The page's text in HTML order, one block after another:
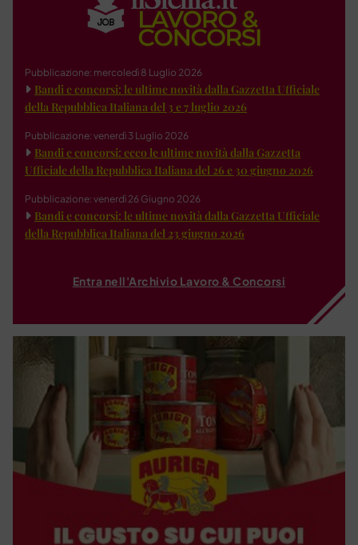
Pubblicazione: mercoledì 8 Luglio 2026
Bandi e concorsi: le ultime novità dalla Gazzetta Ufficiale
della Repubblica Italiana del 3 e 7 luglio 2026
Pubblicazione: venerdì 3 Luglio 2026
Bandi e concorsi: ecco le ultime novità dalla Gazzetta
Ufficiale della Repubblica Italiana del 26 e 30 giugno 2026
Pubblicazione: venerdì 26 Giugno 2026
Bandi e concorsi: le ultime novità dalla Gazzetta Ufficiale
della Repubblica Italiana del 23 giugno 2026
Entra nell'Archivio Lavoro & Concorsi